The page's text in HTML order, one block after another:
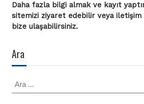
Daha fazla bilgi almak ve kayıt
sitemizi ziyaret edebilir veya
bize ulaşabilirsiniz.
Ara
Ara: